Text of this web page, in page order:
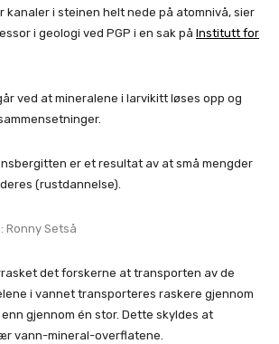
kanaler i steinen helt nede på atomnivå, sier
i geologi ved PGP i en sak på Institutt for
ved at mineralene i larvikitt løses opp og
er et resultat av at små mengder
(rustdannelse).
Ronny Setså
det forskerne at transporten av de
i vannet transporteres raskere gjennom
gjennom én stor. Dette skyldes at
vann-mineral-overflatene.